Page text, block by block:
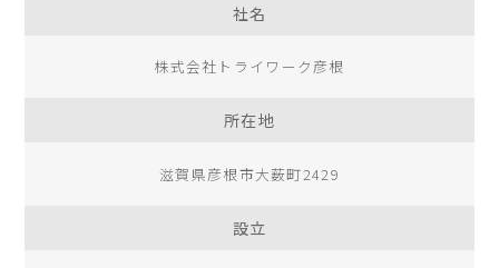
社名
株式会社トライワーク彦根
所在地
滋賀県彦根市大薮町2429
設立